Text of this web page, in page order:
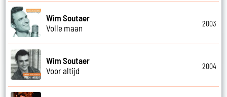
Wim Soutaer
Volle maan
2003
Wim Soutaer
Voor altijd
2004